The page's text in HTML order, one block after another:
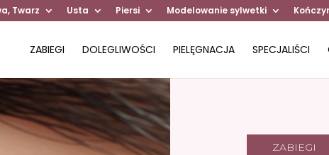
Twarz Usta Piersi Modelowanie sylwetki
ZABIEGI DOLEGLIWOŚCI PIELĘGNACJA SPECJALIŚCI
ZABIEGI